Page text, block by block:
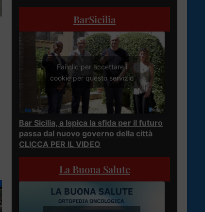
BarSicilia
Fai clic per accettare i
cookie per questo servizio
Bar Sicilia, a Ispica la sfida per il futuro
passa dal nuovo governo della città
CLICCA PER IL VIDEO
La Buona Salute